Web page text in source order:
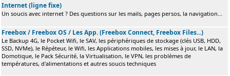
Internet (ligne fixe)
Un soucis avec internet ? Des questions sur les mails, pages persos, la navigation...
Freebox / Freebox OS / Les App. (Freebox Connect, Freebox Files...)
Le Backup 4G, le Pocket Wifi, le SAV, les périphériques de stockage (clés USB, HDD,
SSD, NVMe), le Répéteur, le Wifi, les Applications mobiles, les mises à jour, le LAN, la
Domotique, le Pack Sécurité, la Virtualisation, le VPN, les problèmes de
températures, d'alimentations et autres soucis techniques